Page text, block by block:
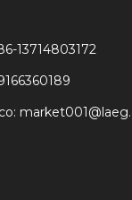
13714803172